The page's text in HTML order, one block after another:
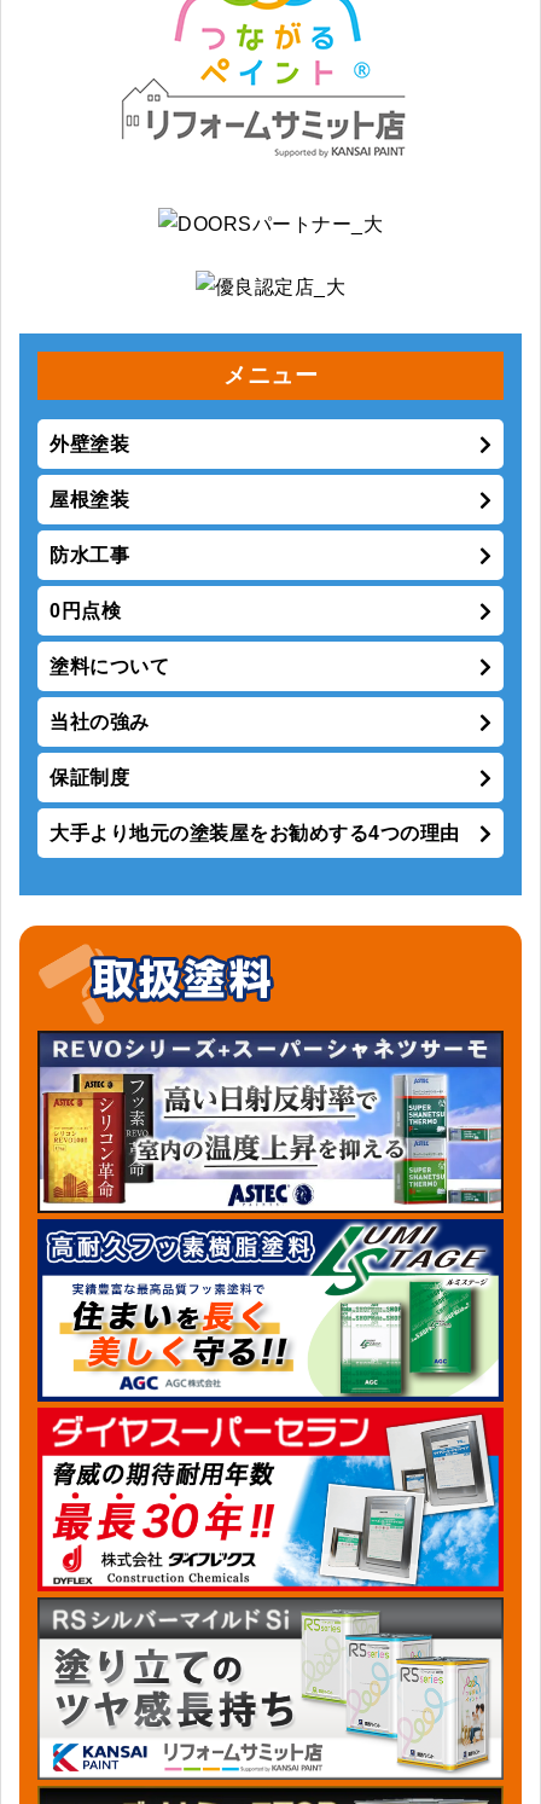
メニュー
外壁塗装
屋根塗装
防水工事
0円点検
塗料について
当社の強み
保証制度
大手より地元の塗装屋をお勧めする4つの理由